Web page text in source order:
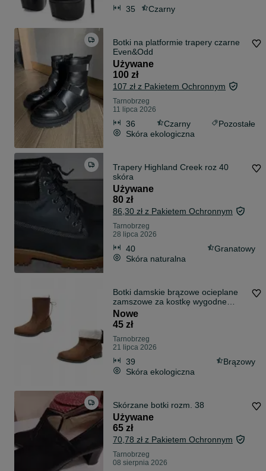
35 Czarny
Botki na platformie trapery czarne
Even&Odd
Używane
100 zł
107 zł z Pakietem Ochronnym
Tarnobrzeg
11 lipca 2026
36 Czarny
Pozostałe
Skóra ekologiczna
Trapery Highland Creek roz 40
skóra
Używane
80 zł
86,30 zł z Pakietem Ochronnym
Tarnobrzeg
28 lipca 2026
40
Granatowy
Skóra naturalna
Botki damskie brązowe ocieplane
zamszowe za kostkę wygodne
rozmiar 39
Nowe
45 zł
Tarnobrzeg
21 lipca 2026
39
Brązowy
Skóra ekologiczna
Skórzane botki rozm. 38
Używane
65 zł
70,78 zł z Pakietem Ochronnym
Tarnobrzeg
08 sierpnia 2026